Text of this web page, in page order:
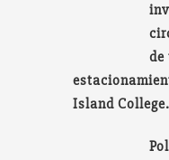
de
Island College.